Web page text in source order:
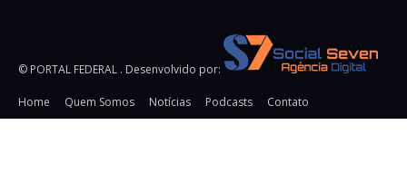
© PORTAL FEDERAL . Desenvolvido por:
Home Quem Somos Notícias Podcasts
Contato